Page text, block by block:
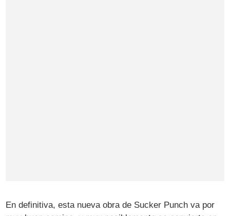
En definitiva, esta nueva obra de Sucker Punch va por